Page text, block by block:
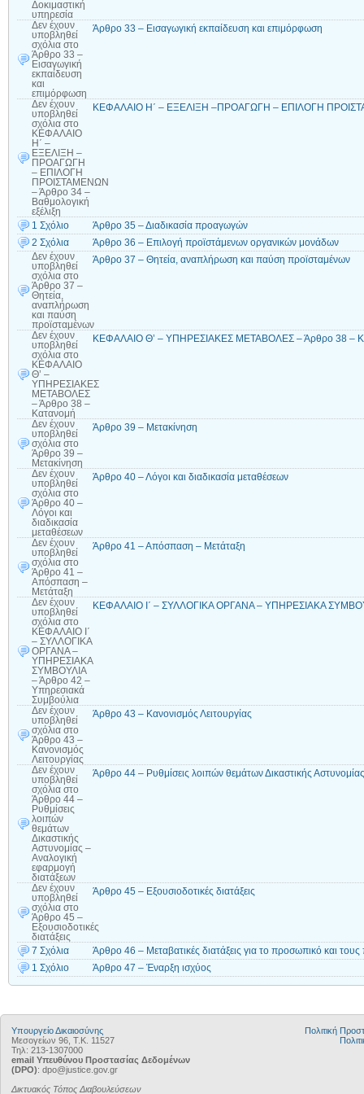
Δοκιμαστική
υπηρεσία
Δεν έχουν
υποβληθεί
σχόλια στο
Άρθρο 33 –
Εισαγωγική
εκπαίδευση
και
επιμόρφωση
Άρθρο 33 – Εισαγωγική εκπαίδευση και επιμόρφωση
Δεν έχουν
υποβληθεί
σχόλια στο
ΚΕΦΑΛΑIΟ
Η΄ –
ΕΞΕΛΙΞΗ –
ΠΡΟΑΓΩΓΗ
– ΕΠΙΛΟΓΗ
ΠΡΟΙΣΤΑΜΕΝΩΝ
– Άρθρο 34 –
Βαθμολογική
εξέλιξη
ΚΕΦΑΛΑIΟ Η΄ – ΕΞΕΛΙΞΗ –ΠΡΟΑΓΩΓΗ – ΕΠΙΛΟΓΗ
1 Σχόλιο
Άρθρο 35 – Διαδικασία προαγωγών
2 Σχόλια
Άρθρο 36 – Επιλογή προϊστάμενων οργανικών μονάδων
Δεν έχουν
υποβληθεί
σχόλια στο
Άρθρο 37 –
Θητεία,
αναπλήρωση
και παύση
προϊσταμένων
Άρθρο 37 – Θητεία, αναπλήρωση και παύση προϊσταμένων
Δεν έχουν
υποβληθεί
σχόλια στο
ΚΕΦΑΛΑΙΟ
Θ’ –
ΥΠΗΡΕΣΙΑΚΕΣ
ΜΕΤΑΒΟΛΕΣ
– Άρθρο 38 –
Κατανομή
ΚΕΦΑΛΑΙΟ Θ’ – ΥΠΗΡΕΣΙΑΚΕΣ ΜΕΤΑΒΟΛΕΣ – Άρθρο 38 –
Δεν έχουν
υποβληθεί
σχόλια στο
Άρθρο 39 –
Μετακίνηση
Άρθρο 39 – Μετακίνηση
Δεν έχουν
υποβληθεί
σχόλια στο
Άρθρο 40 –
Λόγοι και
διαδικασία
μεταθέσεων
Άρθρο 40 – Λόγοι και διαδικασία μεταθέσεων
Δεν έχουν
υποβληθεί
σχόλια στο
Άρθρο 41 –
Απόσπαση –
Μετάταξη
Άρθρο 41 – Απόσπαση – Μετάταξη
Δεν έχουν
υποβληθεί
σχόλια στο
ΚΕΦΑΛΑΙΟ Ι΄
– ΣΥΛΛΟΓΙΚΑ
ΟΡΓΑΝΑ –
ΥΠΗΡΕΣΙΑΚΑ
ΣΥΜΒΟΥΛΙΑ
– Άρθρο 42 –
Υπηρεσιακά
Συμβούλια
ΚΕΦΑΛΑΙΟ Ι΄ – ΣΥΛΛΟΓΙΚΑ ΟΡΓΑΝΑ – ΥΠΗΡΕΣΙΑΚΑ
Δεν έχουν
υποβληθεί
σχόλια στο
Άρθρο 43 –
Κανονισμός
Λειτουργίας
Άρθρο 43 – Κανονισμός Λειτουργίας
Δεν έχουν
υποβληθεί
σχόλια στο
Άρθρο 44 –
Ρυθμίσεις
λοιπών
θεμάτων
Δικαστικής
Αστυνομίας –
Αναλογική
εφαρμογή
διατάξεων
Άρθρο 44 – Ρυθμίσεις λοιπών θεμάτων Δικαστικής
Δεν έχουν
υποβληθεί
σχόλια στο
Άρθρο 45 –
Εξουσιοδοτικές
διατάξεις
Άρθρο 45 – Εξουσιοδοτικές διατάξεις
7 Σχόλια
Άρθρο 46 – Μεταβατικές διατάξεις για το προσωπικό και
1 Σχόλιο
Άρθρο 47 – Έναρξη ισχύος
Υπουργείο Δικαιοσύνης
Μεσογείων 96, Τ.Κ. 11527
Τηλ: 213-1307000
email Υπευθύνου Προστασίας Δεδομένων
(DPO): dpo@justice.gov.gr
Δικτυακός Τόπος Διαβουλεύσεων
Πολιτική